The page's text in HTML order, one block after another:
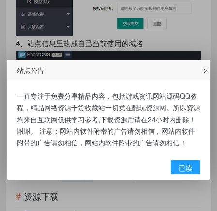
4、站点信息里改成自己当前使用的域名
完成：
5、伪静态问题，请参考：《pbootcms伪静态教程》
资源下载
站点公告
一直专注于免费分享精品内容，包括游戏资讯网站源码QQ教
程，精品网络资源干货收藏站一切竟在酷玩资源网。所以资源
均来自互联网仅供学习参考,下载资源后请在24小时内删除！
谢谢。 注意：网站内软件附带的广告请勿相信，网站内软件
附带的广告请勿相信，网站内软件附带的广告请勿相信！
已读